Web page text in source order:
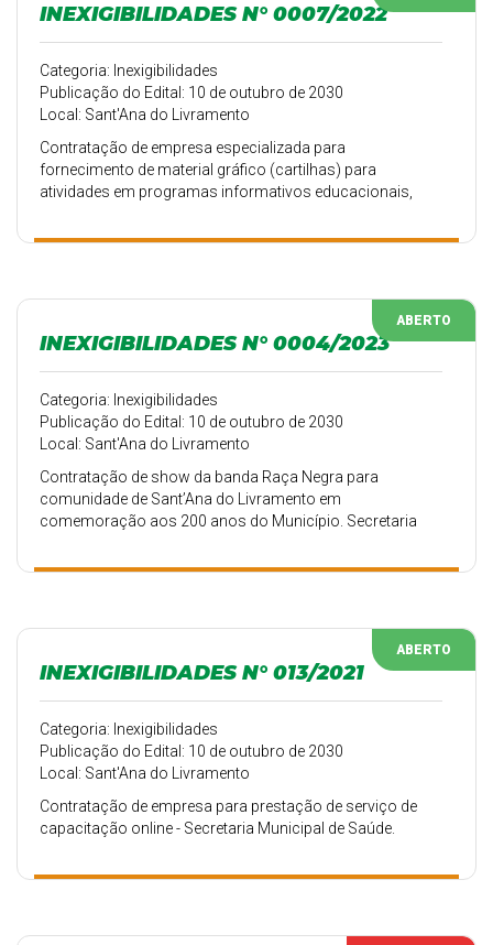
INEXIGIBILIDADES N° 0007/2022
Categoria: Inexigibilidades
Publicação do Edital: 10 de outubro de 2030
Local: Sant'Ana do Livramento
Contratação de empresa especializada para
fornecimento de material gráfico (cartilhas) para
atividades em programas informativos educacionais,
Social.
ABERTO
INEXIGIBILIDADES N° 0004/2023
Categoria: Inexigibilidades
Publicação do Edital: 10 de outubro de 2030
Local: Sant'Ana do Livramento
Contratação de show da banda Raça Negra para
comunidade de Sant’Ana do Livramento em
comemoração aos 200 anos do Município. Secretaria
ABERTO
INEXIGIBILIDADES N° 013/2021
Categoria: Inexigibilidades
Publicação do Edital: 10 de outubro de 2030
Local: Sant'Ana do Livramento
Contratação de empresa para prestação de serviço de
capacitação online - Secretaria Municipal de Saúde.